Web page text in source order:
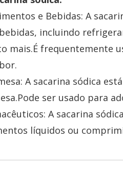
e Bebidas: A
incluindo
mais.É frequentemente
A sacarina sódica
ser usado para
A sacarina
líquidos ou